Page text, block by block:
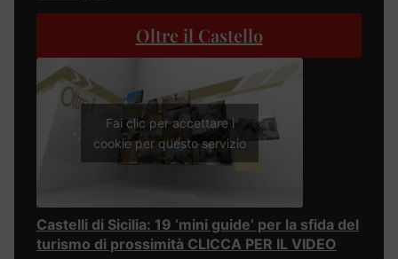
Oltre il Castello
Fai clic per accettare i
cookie per questo servizio
Castelli di Sicilia: 19 ‘mini guide’ per la sfida del
turismo di prossimità CLICCA PER IL VIDEO